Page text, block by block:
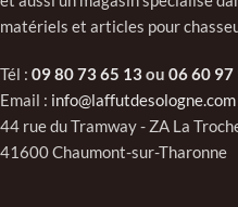
matériels et articles pour
Tél : 09 80 73 65 13ou 06 60 97
Email : info@laffutdesologne.com
44 rue du Tramway - ZA La
41600 Chaumont-sur-Tharonne